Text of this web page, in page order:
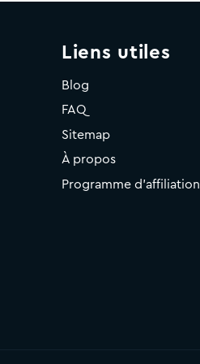
Liens utiles
Blog
FAQ
Sitemap
À propos
Programme d'affiliation